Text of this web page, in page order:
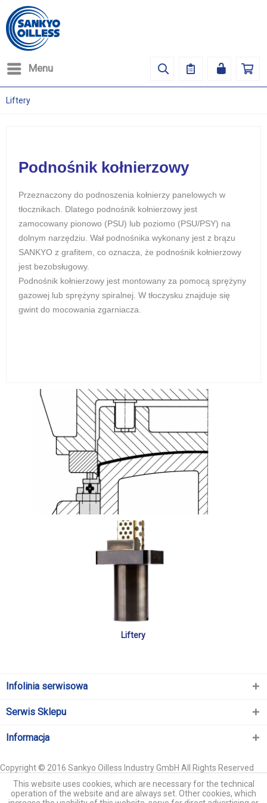
Menu
Liftery
Podnośnik kołnierzowy
Przeznaczony do podnoszenia kołnierzy panelowych w
tłocznikach. Dlatego podnośnik kołnierzowy jest
zamocowany pionowo (PSU) lub poziomo (PSU/PSY) na
dolnym narzędziu. Wał podnośnika wykonany jest z brązu
SANKYO z grafitem, co oznacza, że podnośnik kołnierzowy
jest bezobsługowy.
Podnośnik kołnierzowy jest montowany za pomocą sprężyny
gazowej lub sprężyny spiralnej. W tłoczysku znajduje się
gwint do mocowania zgarniacza.
Liftery
Infolinia serwisowa
Serwis Sklepu
Informacja
Copyright © 2016 Sankyo Oilless Industry GmbH All Rights Reserved
This website uses cookies, which are necessary for the technical
operation of the website and are always set. Other cookies, which